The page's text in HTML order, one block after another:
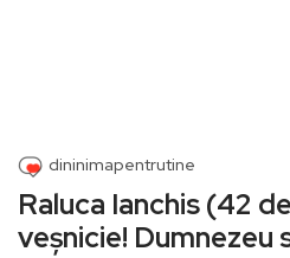
dininimapentrutine
Raluca Ianchis (42
veșnicie! Dumnezeu